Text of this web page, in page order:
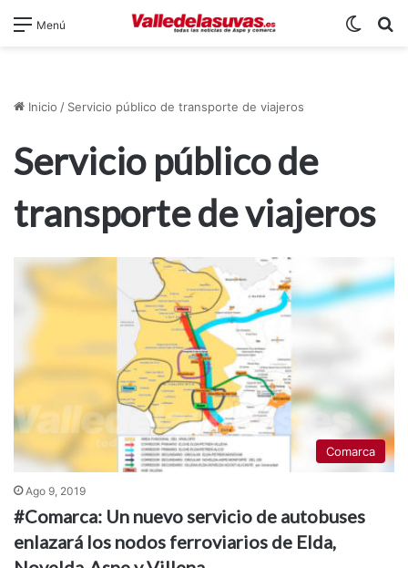
Menú
Inicio / Servicio público de transporte de viajeros
Servicio público de
transporte de viajeros
Comarca
Ago 9, 2019
#Comarca: Un nuevo servicio de autobuses
enlazará los nodos ferroviarios de Elda,